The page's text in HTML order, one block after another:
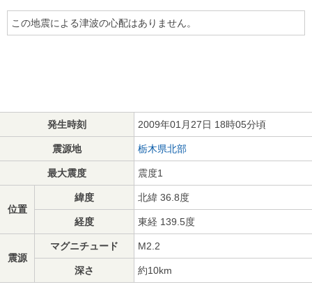
この地震による津波の心配はありません。
発生時刻 2009年01月27日 18時05分頃
震源地 栃木県北部
最大震度 震度1
位置
緯度 北緯 36.8度
経度 東経 139.5度
震源
マグニチュード M2.2
深さ 約10km